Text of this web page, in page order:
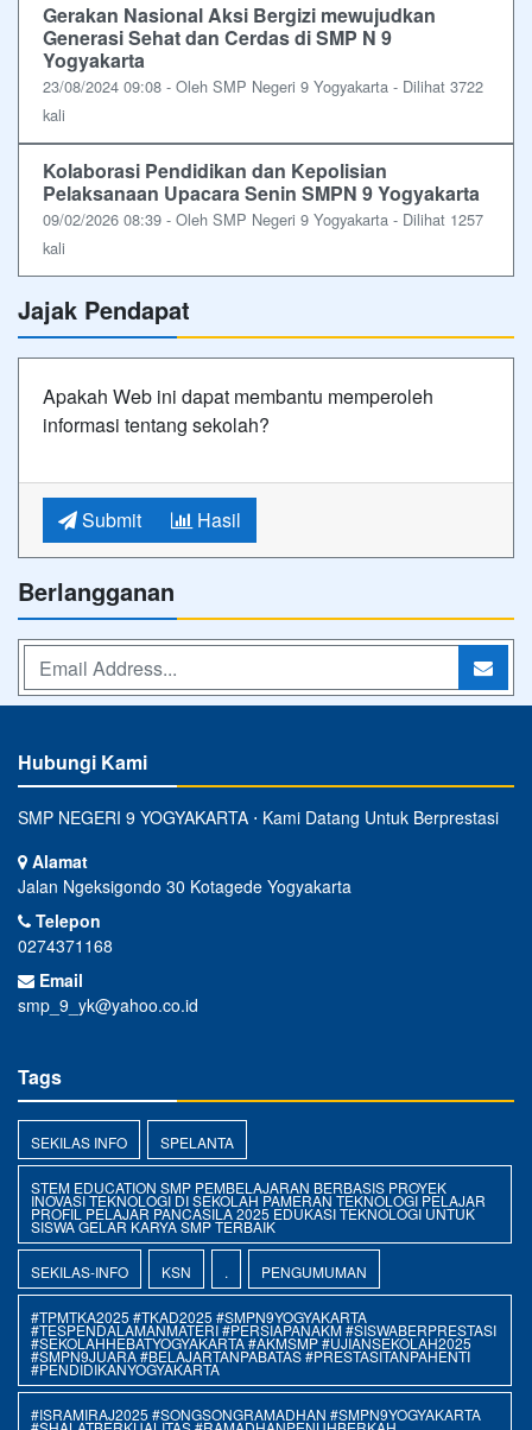
Gerakan Nasional Aksi Bergizi mewujudkan
Generasi Sehat dan Cerdas di SMP N 9
Yogyakarta
23/08/2024 09:08 - Oleh SMP Negeri 9 Yogyakarta - Dilihat 3722
kali
Kolaborasi Pendidikan dan Kepolisian
Pelaksanaan Upacara Senin SMPN 9 Yogyakarta
09/02/2026 08:39 - Oleh SMP Negeri 9 Yogyakarta - Dilihat 1257
kali
Jajak Pendapat
Apakah Web ini dapat membantu memperoleh
informasi tentang sekolah?
Submit Hasil
Berlangganan
Hubungi Kami
SMP NEGERI 9 YOGYAKARTA ⋅ Kami Datang Untuk Berprestasi
Alamat
Jalan Ngeksigondo 30 Kotagede Yogyakarta
Telepon
0274371168
Email
smp_9_yk@yahoo.co.id
Tags
SEKILAS INFO SPELANTA
STEM EDUCATION SMP PEMBELAJARAN BERBASIS PROYEK
INOVASI TEKNOLOGI DI SEKOLAH PAMERAN TEKNOLOGI PELAJAR
PROFIL PELAJAR PANCASILA 2025 EDUKASI TEKNOLOGI UNTUK
SISWA GELAR KARYA SMP TERBAIK
SEKILAS-INFO KSN . PENGUMUMAN
#TPMTKA2025 #TKAD2025 #SMPN9YOGYAKARTA
#TESPENDALAMANMATERI #PERSIAPANAKM #SISWABERPRESTASI
#SEKOLAHHEBATYOGYAKARTA #AKMSMP #UJIANSEKOLAH2025
#SMPN9JUARA #BELAJARTANPABATAS #PRESTASITANPAHENTI
#PENDIDIKANYOGYAKARTA
#ISRAMIRAJ2025 #SONGSONGRAMADHAN #SMPN9YOGYAKARTA